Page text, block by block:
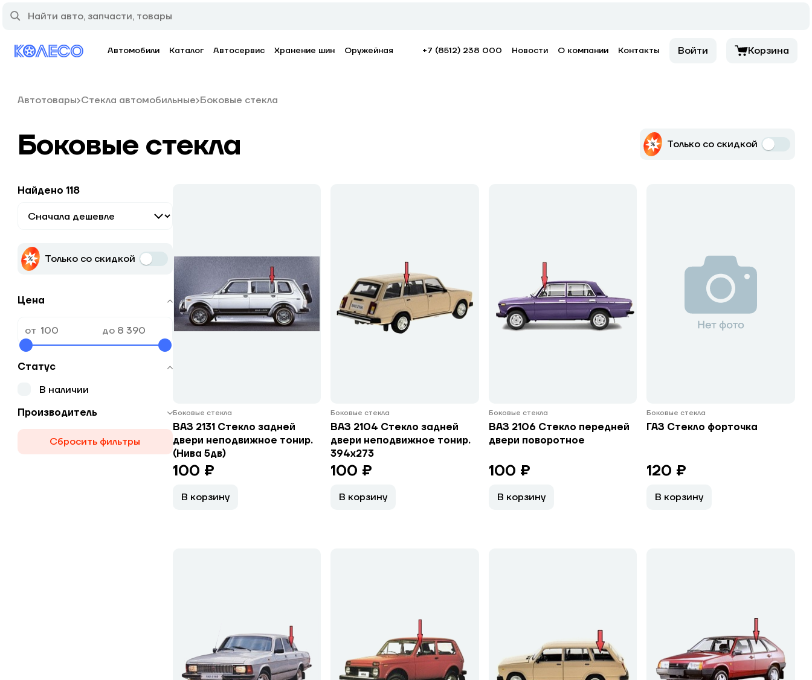
Автомобили Каталог Автосервис Хранение шин Оружейная +7 (8512) 238 000 Новости О компании Контакты Войти Корзина
Автотовары Стекла автомобильные Боковые стекла
Боковые стекла Только со скидкой
Найдено 118
Только со скидкой
Цена
от до
Статус
В наличии
Производитель
Сбросить фильтры
Боковые стекла
ВАЗ 2131 Стекло задней
двери неподвижное тонир.
(Нива 5дв)
100 ₽
В корзину
Боковые стекла
ВАЗ 2104 Стекло задней
двери неподвижное тонир.
394х273
100 ₽
В корзину
Боковые стекла
ВАЗ 2106 Стекло передней
двери поворотное
100 ₽
В корзину
Боковые стекла
ГАЗ Стекло форточка
120 ₽
В корзину